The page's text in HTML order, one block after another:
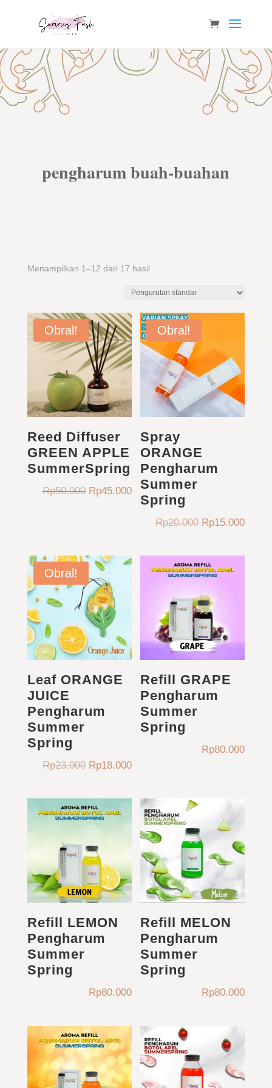
pengharum buah-buahan
Menampilkan 1–12 dari 17 hasil
Obral!
Reed Diffuser
GREEN APPLE
SummerSpring
Rp50.000 Harga
Rp45.000Harga
saat
Rp45.000.
Obral!
Spray
ORANGE
Pengharum
Summer
Spring
Rp20.000 Harga
adalah:
Rp20.000.
Rp15.000Harga
ini
Obral!
Leaf ORANGE
JUICE
Pengharum
Summer
Spring
Rp23.000 Harga
adalah:
Rp23.000.
Rp18.000Harga
ini
adalah:
Rp18.000.
Refill GRAPE
Pengharum
Summer
Spring
Rp80.000
Refill LEMON
Pengharum
Summer
Spring
Rp80.000
Refill MELON
Pengharum
Summer
Spring
Rp80.000